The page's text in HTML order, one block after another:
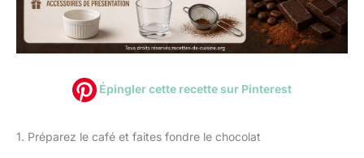
Épingler cette recette sur Pinterest
1. Préparez le café et faites fondre le chocolat